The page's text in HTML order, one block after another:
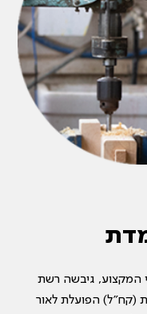
המקצוע, גיבשה רשת
(קח”ל) הפועלת לאור